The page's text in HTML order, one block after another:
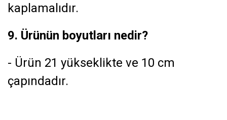
kaplamalıdır.
9. Ürünün boyutları nedir?
- Ürün 21 yükseklikte ve 10 cm
çapındadır.